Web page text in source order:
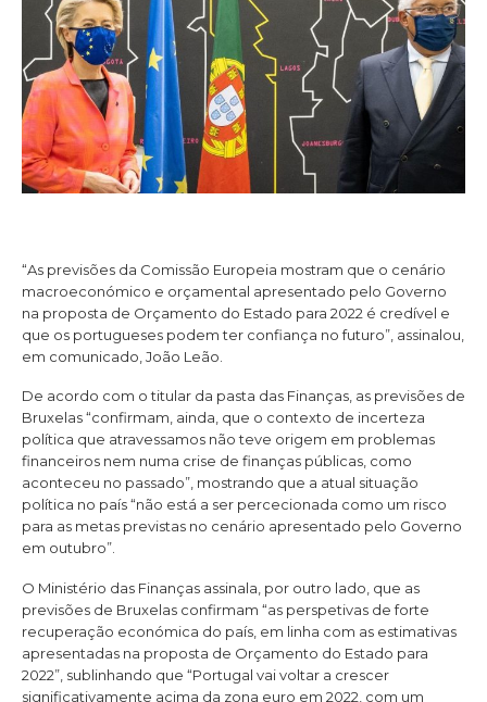
“As previsões da Comissão Europeia mostram que o cenário
macroeconómico e orçamental apresentado pelo Governo
na proposta de Orçamento do Estado para 2022 é credível e
que os portugueses podem ter confiança no futuro”, assinalou,
em comunicado, João Leão.
De acordo com o titular da pasta das Finanças, as previsões de
Bruxelas “confirmam, ainda, que o contexto de incerteza
política que atravessamos não teve origem em problemas
financeiros nem numa crise de finanças públicas, como
aconteceu no passado”, mostrando que a atual situação
política no país “não está a ser percecionada como um risco
para as metas previstas no cenário apresentado pelo Governo
em outubro”.
O Ministério das Finanças assinala, por outro lado, que as
previsões de Bruxelas confirmam “as perspetivas de forte
recuperação económica do país, em linha com as estimativas
apresentadas na proposta de Orçamento do Estado para
2022”, sublinhando que “Portugal vai voltar a crescer
significativamente acima da zona euro em 2022, com um